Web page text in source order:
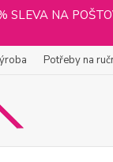
SLEVA NA
Potřeby na